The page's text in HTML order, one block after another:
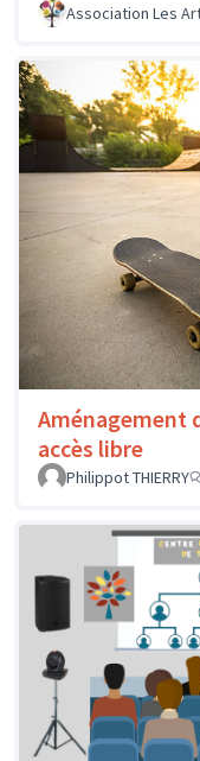
Association Les
Aménagement
accès libre
Philippot THIERRY